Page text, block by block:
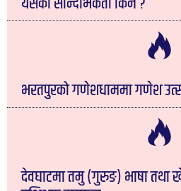
भरतपुरको गणेशधाममा गणेश
देवघाटमा तमु (गुरुङ) भाषा तथा